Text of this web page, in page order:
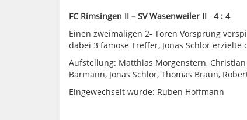
FC Rimsingen II – SV Wasenweiler II 4 : 4
Einen zweimaligen 2- Toren Vorsprung
dabei 3 famose Treffer, Jonas Schlör erzielte
Aufstellung: Matthias Morgenstern,
Bärmann, Jonas Schlör, Thomas Braun,
Eingewechselt wurde: Ruben Hoffmann